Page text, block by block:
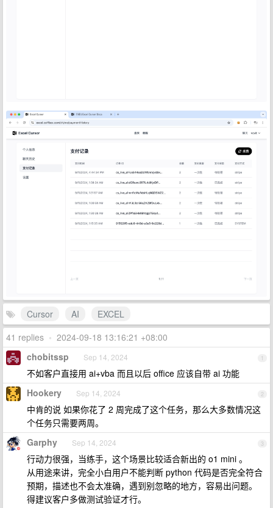
Cursor AI
EXCEL
41 replies • 2024-09-18 13:16:21 +08:00
1
chobitssp Sep 14, 2024
不如客户直接用 ai+vba 而且以后 office 应该自带 ai 功能
2
Hookery Sep 14, 2024
中肯的说 如果你花了 2 周完成了这个任务，那么大多数情况这
个任务只需要两周。
3
Garphy Sep 14, 2024
行动力很强，当练手，这个场景比较适合新出的 o1 mini 。
从用途来讲，完全小白用户不能判断 python 代码是否完全符合
预期，描述也不会太准确，遇到别忽略的地方，容易出问题。
得建议客户多做测试验证才行。